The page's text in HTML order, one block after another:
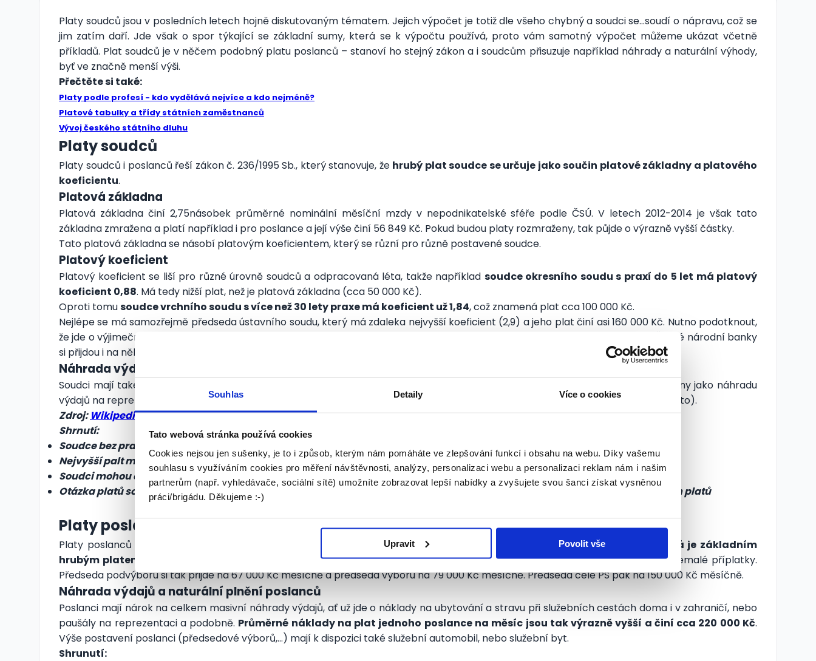
Souhlas Detaily Více o cookies
Tato webová stránka používá cookies
Cookies nejsou jen sušenky, je to i způsob, kterým nám pomáháte ve zlepšování funkcí i obsahu na webu. Díky vašemu
souhlasu s využíváním cookies pro měření návštěvnosti, analýzy, personalizaci webu a personalizaci reklam nám i našim
partnerům (např. vyhledávače, sociální sítě) umožníte zobrazovat lepší nabídky a zvyšujete svou šanci získat vysněnou
práci/brigádu. Děkujeme :-)
Upravit Povolit vše
Platy soudců jsou v posledních letech hojně diskutovaným tématem. Jejich výpočet je totiž dle všeho chybný a soudci se…soudí o nápravu, což se
jim zatím daří. Jde však o spor týkající se základní sumy, která se k výpočtu používá, proto vám samotný výpočet můžeme ukázat včetně
příkladů. Plat soudců je v něčem podobný platu poslanců – stanoví ho stejný zákon a i soudcům přisuzuje například náhrady a naturální výhody,
byť ve značně menší výši.
Přečtěte si také:
Platy podle profesí - kdo vydělává nejvíce a kdo nejméně?
Platové tabulky a třídy státních zaměstnanců
Vývoj českého státního dluhu
Platy soudců
Platy soudců i poslanců řeší zákon č. 236/1995 Sb., který stanovuje, že hrubý plat soudce se určuje jako součin platové základny a platového
koeficientu.
Platová základna
Platová základna činí 2,75násobek průměrné nominální měsíční mzdy v nepodnikatelské sféře podle ČSÚ. V letech 2012-2014 je však tato
základna zmražena a platí například i pro poslance a její výše činí 56 849 Kč. Pokud budou platy rozmraženy, tak půjde o výrazně vyšší částky.
Tato platová základna se násobí platovým koeficientem, který se různí pro různě postavené soudce.
Platový koeficient
Platový koeficient se liší pro různé úrovně soudců a odpracovaná léta, takže například soudce okresního soudu s praxí do 5 let má platový
koeficient 0,88. Má tedy nižší plat, než je platová základna (cca 50 000 Kč).
Oproti tomusoudce vrchního soudu s více než 30 lety praxe má koeficient už 1,84, což znamená plat cca 100 000 Kč.
Nejlépe se má samozřejmě předseda ústavního soudu, který má zdaleka nejvyšší koeficient (2,9) a jeho plat činí asi 160 000 Kč. Nutno podotknout,
že jde o výjimečné vysoký plat a průměr u soudců je výrazně níže, kolem 70 000 Kč měsíčně. Třeba takoví nejvyšší činovníci České národní banky
si přijdou i na několikanásobek platu předsedy Ústavního soudu.
Náhrada výdajů a naturální plnění
Soudci mají také nárok na náhradu výdajů, ovšem oproti poslancům ve značně osekaném vydání. Jde o 5,5 % z platové základny jako náhradu
výdajů na reprezentaci. Předsedové vrchních soudů a někteří další mají také nárok na naturální plnění (služební byt, či služební auto).
Zdroj: Wikipedia
Shrnutí:
Soudce bez praxe pobírá plat ve výši cca 50 000 Kč
Nejvyšší palt mezi českými soudci má Předseda Ústavního soudu, který si přijde měsíčně na cca 160 000 Kč
Soudci mohou čerpat i omezené náhrady výdajů a případně naturální plnění
Otázka platů soudců je hojně diskutována a pravděpodobně dojde k přehodnocení výpočtu platové základny a zvýšení jejich platů
Platy poslanců
Platy poslanců se řídí stejnými pravidly, jako platy soudců, tedy alespoň co se týče platové základny (cca 56 000 Kč), která je základním
hrubým platem řadového poslance
. Většina poslanců však šéfuje nějakému tomu podvýboru, nebo výboru, za což přísluší nemalé příplatky.
Předseda podvýboru si tak přijde na 67 000 Kč měsíčně a předseda výboru na 79 000 Kč měsíčně. Předseda celé PS pak na 150 000 Kč měsíčně.
Náhrada výdajů a naturální plnění poslanců
Poslanci mají nárok na celkem masivní náhrady výdajů, ať už jde o náklady na ubytování a stravu při služebních cestách doma i v zahraničí, nebo
paušály na reprezentaci a podobně. Průměrné náklady na plat jednoho poslance na měsíc jsou tak výrazně vyšší a činí cca 220 000 Kč.
Výše postavení poslanci (předsedové výborů,…) mají k dispozici také služební automobil, nebo služební byt.
Shrunutí: